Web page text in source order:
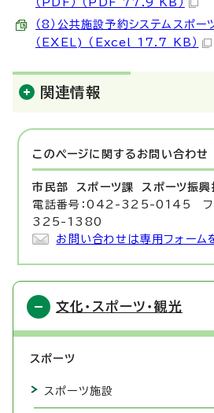
（PDF） （PDF 77.9 KB）
（8）公共施設予約システムスポ
（EXEL) （Excel 17.7 KB）
関連情報
このページに関する お問い合わせ
市民部 スポーツ課 スポーツ振興
電話番号：042-325-0145 フ
325-1380
お問い合わせは専用フォーム
文化・スポーツ・観光
スポーツ
スポーツ施設